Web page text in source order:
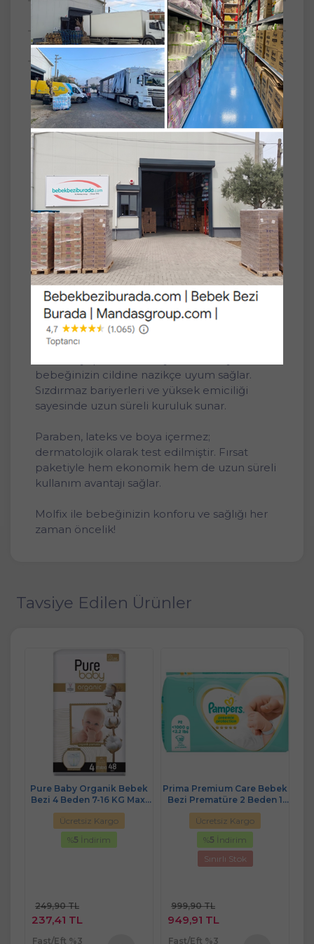
Tüm Sorular
Anket
Türü Bel Bantlı
Beden No 2
Kg Aralığı
Set 3'lü
Paket Tipi Fırsat Pk Serisi
Molfix Bebek Bezi Beden:2 (3-6Kg) Mini 240
Adet Aylık Fırsat Pk
Molfix Mini 2 beden bebek bezleri, 3-6 kg
arası yenidoğan ve küçük bebekler için özel
olarak tasarlanmıştır. Yumuşak iç yüzeyi, nefes
bebeğinizin cildine nazikçe uyum sağlar.
Sızdırmaz bariyerleri ve yüksek emiciliği
sayesinde uzun süreli kuruluk sunar.
Paraben, lateks ve boya içermez;
dermatolojik olarak test edilmiştir. Fırsat
paketiyle hem ekonomik hem de uzun süreli
kullanım avantajı sağlar.
Molfix ile bebeğinizin konforu ve sağlığı her
zaman öncelik!
Tavsiye Edilen Ürünler
Pure Baby Organik Bebek
Bezi 4 Beden 7-16 KG Maxi
48 Adet Fırsat Pk
Ücretsiz Kargo
%5 İndirim
249,90 TL
237,41 TL
Fast/Eft %3
Prima Premium Care Bebek
Bezi Prematüre 2 Beden 1
KG-2.2 KG 32 Adet P2
<1000G <2.2 Ibs
Ücretsiz Kargo
%5 İndirim
Sınırlı Stok
999,90 TL
949,91 TL
Fast/Eft %3